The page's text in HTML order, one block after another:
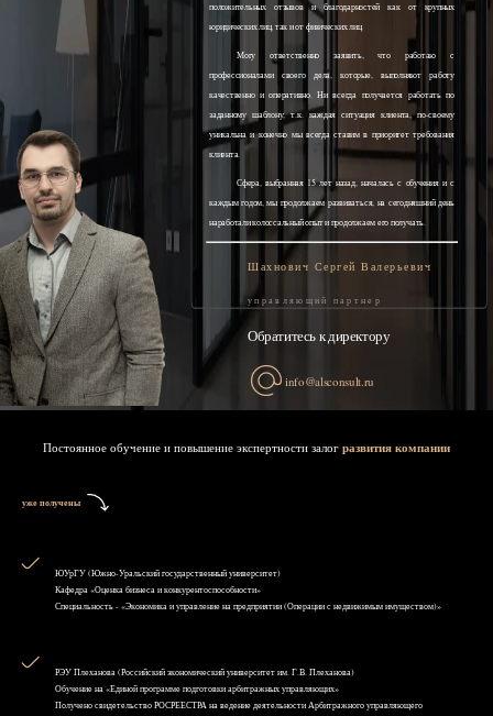
положительных отзывов и благодарностей как от крупных
юридических лиц, так и от физических лиц.
Могу ответственно заявить, что работаю с
профессионалами своего дела, которые, выполняют работу
качественно и оперативно. Ни всегда получается работать по
заданному шаблону, т.к. каждая ситуация клиента, по-своему
уникальна и конечно мы всегда ставим в приоритет требования
клиента.
Сфера, выбранная 15 лет назад, началась с обучения и с
каждым годом, мы продолжаем развиваться, на сегодняшний день
наработали колоссальный опыт и продолжаем его получать.
Шахнович Сергей Валерьевич
управляющий партнер
Обратитесь к директору
info@alsconsult.ru
Постоянное обучение и повышение экспертности залог развития компании
уже получены
ЮУрГУ (Южно-Уральский государственный университет)
Кафедра «Оценка бизнеса и конкурентоспособности»
Специальность - «Экономика и управление на предприятии (Операции с недвижимым имуществом)»
РЭУ Плеханова (Российский экономический университет им. Г.В. Плеханова)
Обучение на «Единой программе подготовки арбитражных управляющих»
Получено свидетельство РОСРЕЕСТРА на ведение деятельности Арбитражного управляющего